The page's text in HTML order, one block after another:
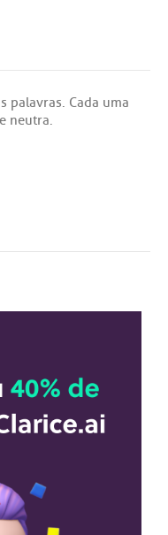
palavras. Cada uma
neutra.